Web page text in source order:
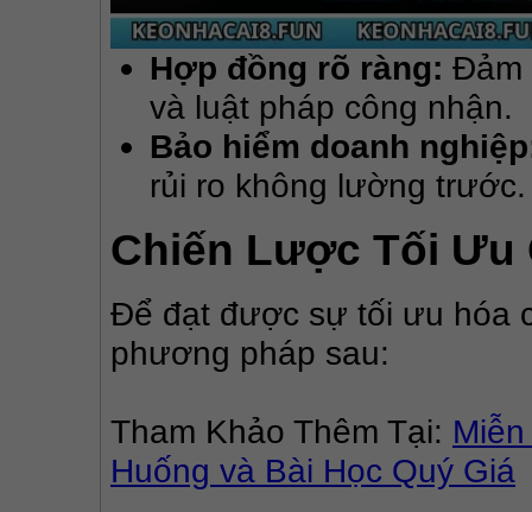
Hợp đồng rõ ràng: Đảm
và luật pháp công nhận.
Bảo hiểm doanh
rủi ro không lường trước.
Chiến Lược Tối Ưu
Để đạt được sự tối ưu hóa
phương pháp sau:
Tham Khảo Thêm Tại:
Huống và Bài Học Quý Giá